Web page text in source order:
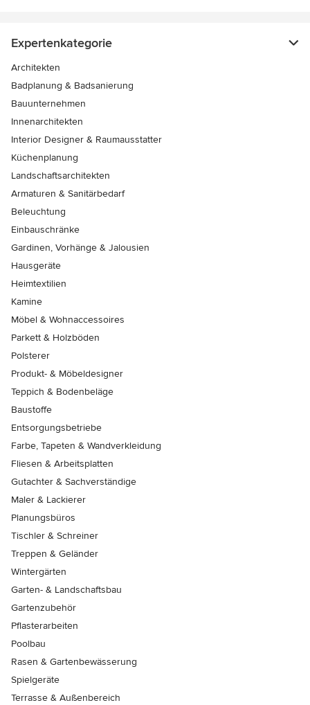
Expertenkategorie
Architekten
Badplanung & Badsanierung
Bauunternehmen
Innenarchitekten
Interior Designer & Raumausstatter
Küchenplanung
Landschaftsarchitekten
Armaturen & Sanitärbedarf
Beleuchtung
Einbauschränke
Gardinen, Vorhänge & Jalousien
Hausgeräte
Heimtextilien
Kamine
Möbel & Wohnaccessoires
Parkett & Holzböden
Polsterer
Produkt- & Möbeldesigner
Teppich & Bodenbeläge
Baustoffe
Entsorgungsbetriebe
Farbe, Tapeten & Wandverkleidung
Fliesen & Arbeitsplatten
Gutachter & Sachverständige
Maler & Lackierer
Planungsbüros
Tischler & Schreiner
Treppen & Geländer
Wintergärten
Garten- & Landschaftsbau
Gartenzubehör
Pflasterarbeiten
Poolbau
Rasen & Gartenbewässerung
Spielgeräte
Terrasse & Außenbereich